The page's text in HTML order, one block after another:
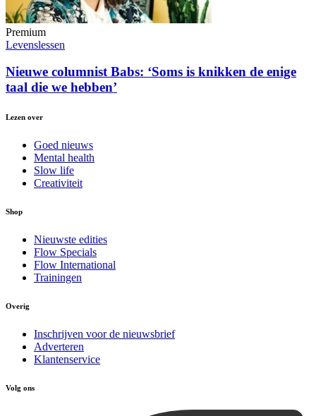
Premium
Levenslessen
Nieuwe columnist Babs: ‘Soms is knikken de enige
taal die we hebben’
Lezen over
Goed nieuws
Mental health
Slow life
Creativiteit
Shop
Nieuwste edities
Flow Specials
Flow International
Trainingen
Overig
Inschrijven voor de nieuwsbrief
Adverteren
Klantenservice
Volg ons